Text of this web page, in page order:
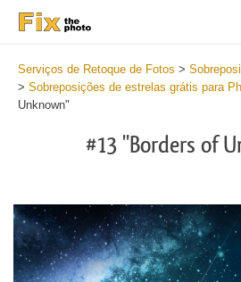
Serviços de Retoque de Fotos >
> Sobreposições de estrelas grátis para
Unknown"
#13 "Borders of